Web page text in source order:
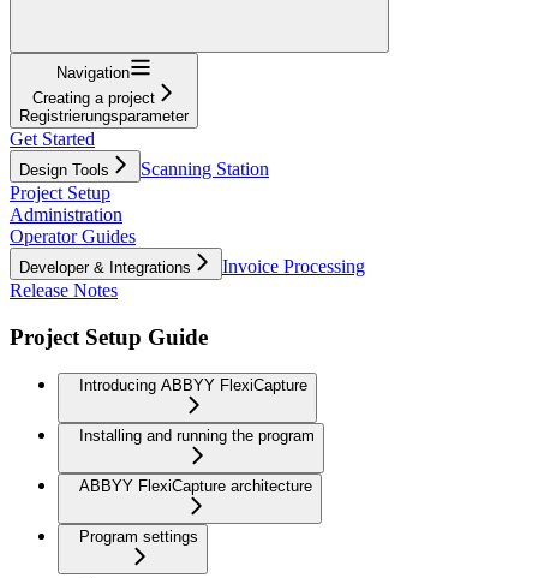
Navigation
Creating a project
Registrierungsparameter
Get Started
Design Tools
Scanning Station
Project Setup
Administration
Operator Guides
Developer & Integrations
Invoice Processing
Release Notes
Project Setup Guide
Introducing ABBYY FlexiCapture
Installing and running the program
ABBYY FlexiCapture architecture
Program settings